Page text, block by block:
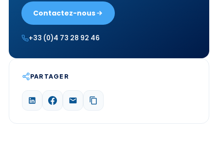
Contactez-nous
+33 (0)4 73 28 92 46
PARTAGER